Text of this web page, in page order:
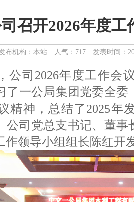
召开2026年度工
布机构：本站 人气：717 发表时间：
司2026年度工作会
了一公局集团党委全委
精神，总结了2025年
公司党总支书记、董
作领导小组组长陈红开